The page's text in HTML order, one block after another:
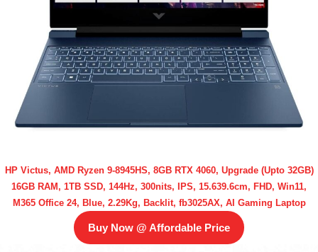
HP Victus, AMD Ryzen 9-8945HS, 8GB RTX 4060, Upgrade (Upto 32GB)
16GB RAM, 1TB SSD, 144Hz, 300nits, IPS, 15.639.6cm, FHD, Win11,
M365 Office 24, Blue, 2.29Kg, Backlit, fb3025AX, AI Gaming Laptop
Buy Now @ Affordable Price